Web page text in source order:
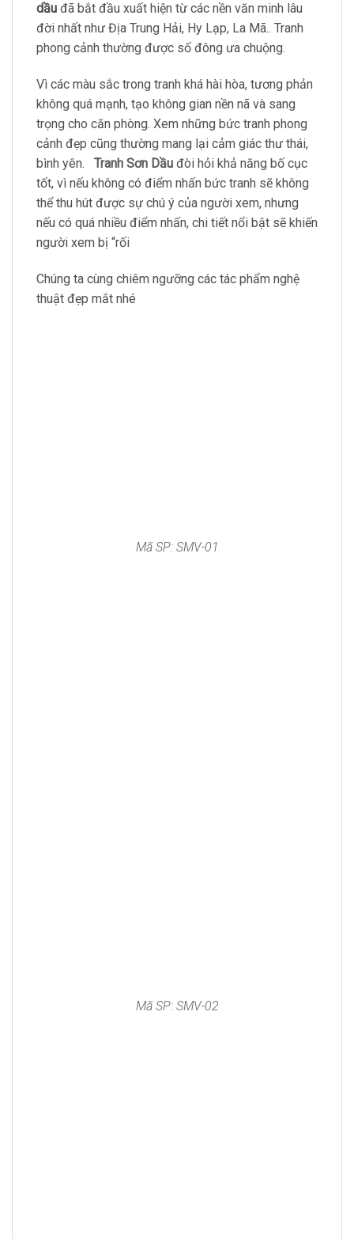
dầu đã bắt đầu xuất hiện từ các nền văn minh lâu
đời nhất như Địa Trung Hải, Hy Lạp, La Mã.. Tranh
phong cảnh thường được số đông ưa chuộng.
Vì các màu sắc trong tranh khá hài hòa, tương phản
không quá mạnh, tạo không gian nền nã và sang
trọng cho căn phòng. Xem những bức tranh phong
cảnh đẹp cũng thường mang lại cảm giác thư thái,
bình yên. Tranh Sơn Dầu đòi hỏi khả năng bố cục
tốt, vì nếu không có điểm nhấn bức tranh sẽ không
thể thu hút được sự chú ý của người xem, nhưng
nếu có quá nhiều điểm nhấn, chi tiết nổi bật sẽ khiến
người xem bị “rối
Chúng ta cùng chiêm ngưỡng các tác phẩm nghệ
thuật đẹp mắt nhé
Mã SP: SMV-01
Mã SP: SMV-02